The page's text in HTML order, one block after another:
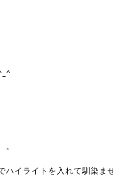
ハイライトを入れて馴染ま